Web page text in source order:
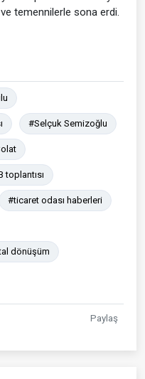
ve temennilerle sona erdi.
#Selçuk Semizoğlu
toplantısı
#ticaret odası haberleri
dönüşüm
Paylaş